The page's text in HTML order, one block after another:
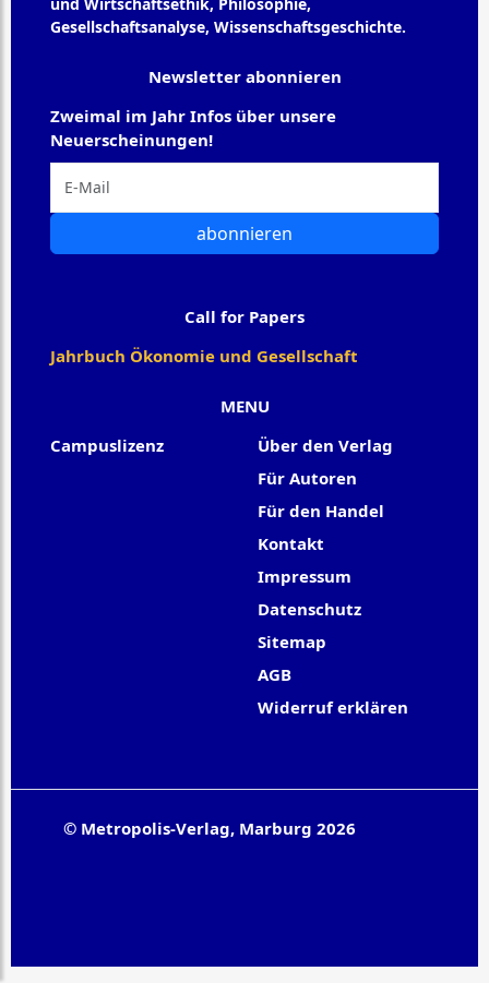
Gesellschaftsanalyse, Wissenschaftsgeschichte.
MENU
Campuslizenz
Über den Verlag
Für Autoren
Für den Handel
Kontakt
Impressum
Datenschutz
Sitemap
AGB
Widerruf erklären
Newsletter abonnieren
Zweimal im Jahr Infos über unsere
Neuerscheinungen!
abonnieren
Call for Papers
Jahrbuch Ökonomie und Gesellschaft
© Metropolis-Verlag, Marburg 2026